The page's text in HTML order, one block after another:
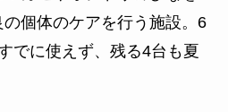
個体のケアを行う施設。6
でに使えず、残る4台も夏